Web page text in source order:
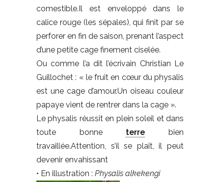
comestible.Il est enveloppé dans le
calice rouge (les sépales), qui finit par se
perforer en fin de saison, prenant l’aspect
d’une petite cage finement ciselée.
Ou comme l’a dit l’écrivain Christian Le
Guillochet : « le fruit en cœur du physalis
est une cage d’amour.Un oiseau couleur
papaye vient de rentrer dans la cage ».
Le physalis réussit en plein soleil et dans
toute bonne terre bien
travaillée.Attention, s’il se plaît, il peut
devenir envahissant
• En illustration : Physalis alkekengi